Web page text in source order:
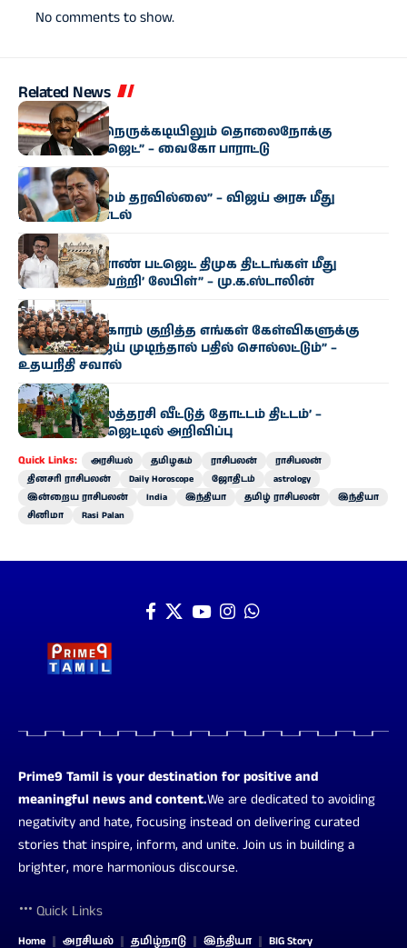
No comments to show.
Related News
அரசியல்
“மிகுந்த நிதி நெருக்கடியிலும் தொலைநோக்கு
வேளாண் பட்ஜெட்” – வைகோ பாராட்டு
அரசியல்
“எந்த மாற்றமும் தரவில்லை” – விஜய் அரசு மீது
பிரேமலதா சாடல்
அரசியல்
“தமிழக வேளாண் பட்ஜெட் திமுக திட்டங்கள் மீது
ஒட்டப்பட்ட ‘வெற்றி’ லேபிள்” – மு.க.ஸ்டாலின்
அரசியல்
“காவிரி விவகாரம் குறித்த எங்கள் கேள்விகளுக்கு
முதல்வர் விஜய் முடிந்தால் பதில் சொல்லட்டும்” –
உதயநிதி சவால்
அரசியல்
‘வெற்றி இல்லத்தரசி வீட்டுத் தோட்டம் திட்டம்’ –
வேளாண் பட்ஜெட்டில் அறிவிப்பு
Quick Links: அரசியல் தமிழகம் ராசிபலன்
ராசிபலன்
தினசரி ராசிபலன்
Daily Horoscope ஜோதிடம்
astrology
இன்றைய ராசிபலன்
India இந்தியா தமிழ் ராசிபலன்
இந்தியா
சினிமா
Rasi Palan
Prime9 Tamil is your destination for positive and
meaningful news and content.We are dedicated to avoiding
negativity and hate, focusing instead on delivering curated
stories that inspire, inform, and unite. Join us in building a
brighter, more harmonious discourse.
Quick Links
Home அரசியல் தமிழ்நாடு இந்தியா BIG Story